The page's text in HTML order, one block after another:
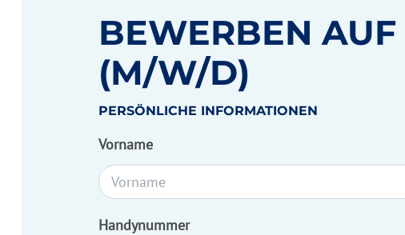
BEWERBEN AUF
(M/W/D)
PERSÖNLICHE INFORMATIONEN
Vorname
Handynummer